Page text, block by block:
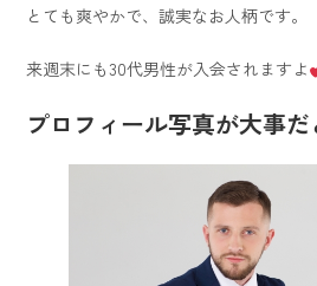
とても爽やかで、誠実なお人柄です。
来週末にも30代男性が入会されますよ
プロフィール写真が大事